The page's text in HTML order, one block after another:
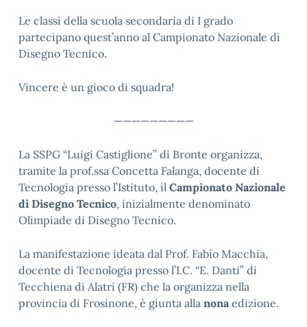
Le classi della scuola secondaria di I grado
partecipano quest’anno al Campionato Nazionale di
Disegno Tecnico.
Vincere è un gioco di squadra!
—————————
La SSPG “Luigi Castiglione” di Bronte organizza,
tramite la prof.ssa Concetta Falanga, docente di
Tecnologia presso l’Istituto, il Campionato Nazionale
di Disegno Tecnico, inizialmente denominato
Olimpiade di Disegno Tecnico.
La manifestazione ideata dal Prof. Fabio Macchia,
docente di Tecnologia presso l’I.C. “E. Danti” di
Tecchiena di Alatri (FR) che la organizza nella
provincia di Frosinone, è giunta alla nonaedizione.